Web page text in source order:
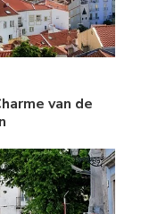
van de